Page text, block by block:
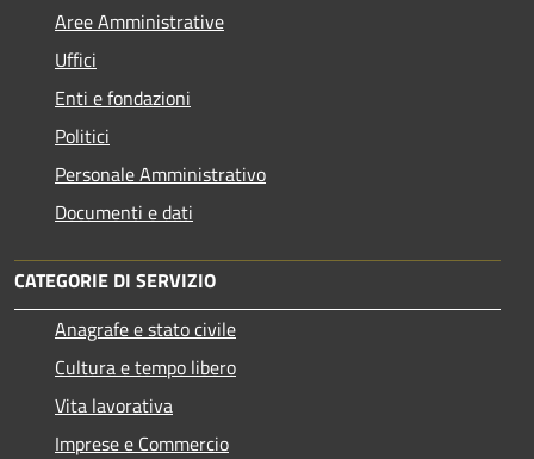
Aree Amministrative
Uffici
Enti e fondazioni
Politici
Personale Amministrativo
Documenti e dati
CATEGORIE DI SERVIZIO
Anagrafe e stato civile
Cultura e tempo libero
Vita lavorativa
Imprese e Commercio